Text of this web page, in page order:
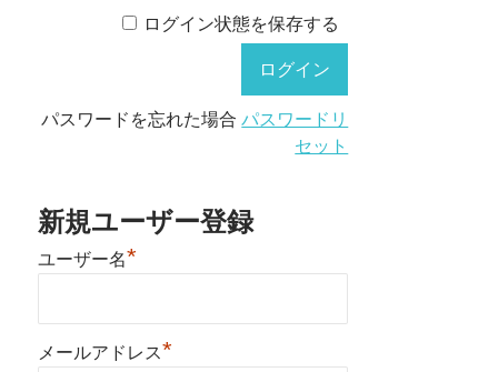
ログイン状態を保存する
パスワードを忘れた場合パスワードリ
セット
新規ユーザー登録
ユーザー名*
メールアドレス*